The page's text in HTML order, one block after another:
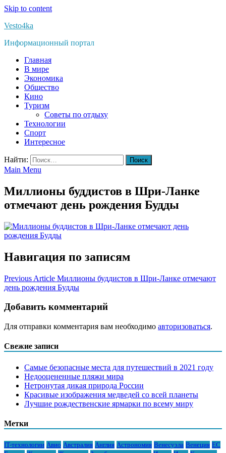
Skip to content
Vesto4ka
Информационный портал
Главная
В мире
Экономика
Общество
Кино
Туризм
Советы по отдыху
Технологии
Спорт
Интересное
Найти:
Main Menu
Миллионы буддистов в Шри-Ланке
отмечают день рождения Будды
Навигация по записям
Previous Article Миллионы буддистов в Шри-Ланке отмечают
день рождения Будды
Добавить комментарий
Для отправки комментария вам необходимо авторизоваться.
Свежие записи
Самые безопасные места для путешествий в 2021 году
Недооцененные пляжи мира
Нетронутая дикая природа России
Красивые изображения медведей со всей планеты
Лучшие рождественские ярмарки по всему миру
Метки
IT-технологии Авио Австралия Англия Астрономия Венесуэла Венеция ЕС